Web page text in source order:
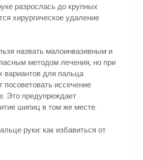
разрослась до крупных
хирургическое удаление
назвать малоинвазивным и
методом лечения, но при
вариантов для пальца
посоветовать иссечение
Это предупреждает
шипиц в том же месте.